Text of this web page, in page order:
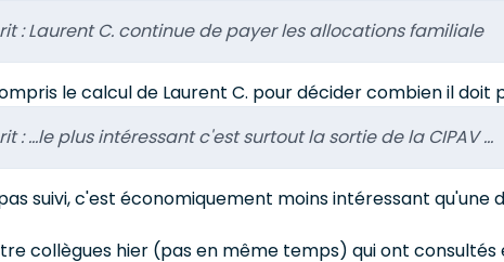
:Laurent C. continue de payer les allocations familiale
le calcul de Laurent C. pour décider combien il doit
:...le plus intéressant c'est surtout la sortie de la CIPAV ...
suivi, c'est économiquement moins intéressant qu'une
collègues hier (pas en même temps) qui ont